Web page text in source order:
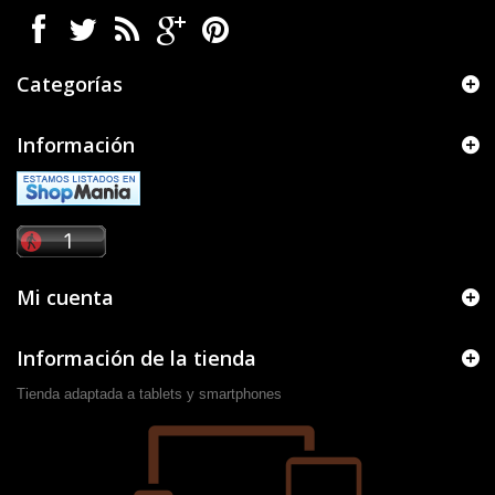
Categorías
Información
Mi cuenta
Información de la tienda
Tienda adaptada a tablets y smartphones